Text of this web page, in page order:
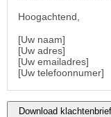
Hoogachtend,
[Uw naam]
[Uw adres]
[Uw emailadres]
[Uw telefoonnumer]
Download klachtenbrief